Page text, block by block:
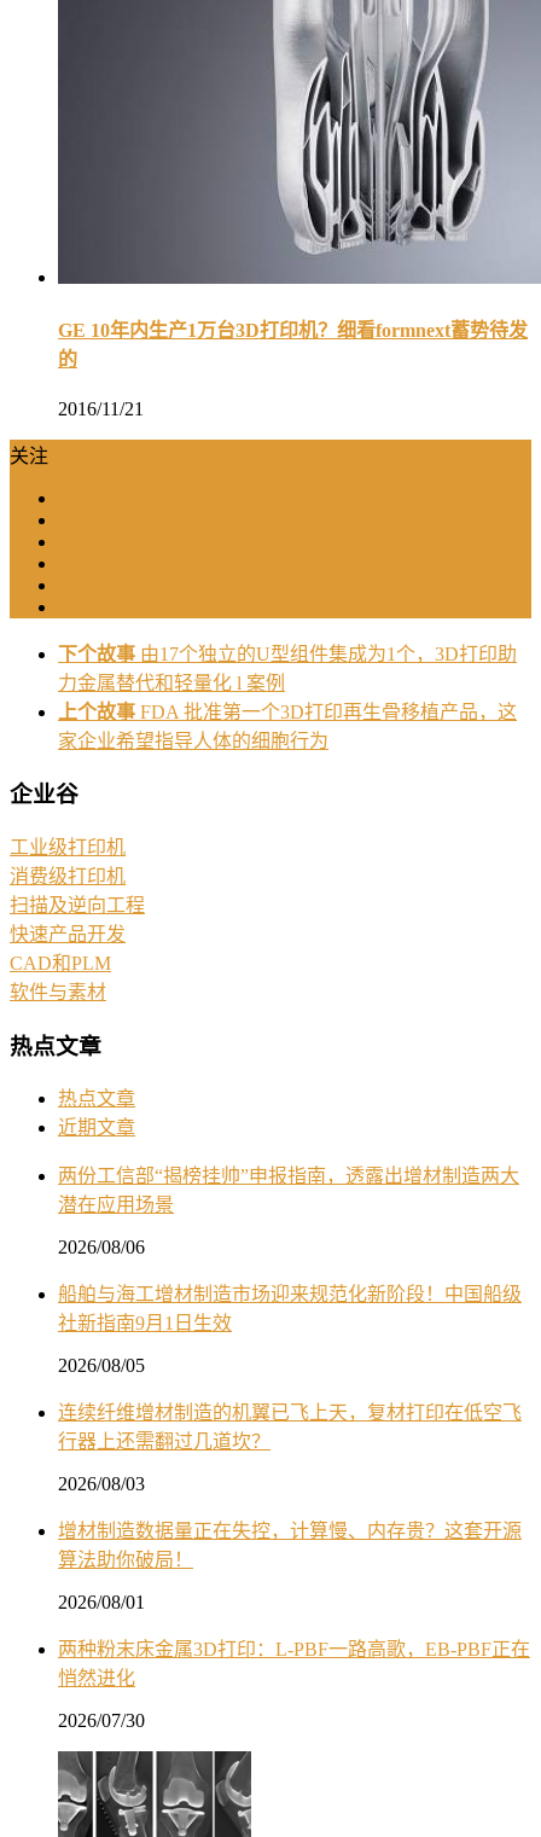
GE 10年内生产1万台3D打印机？细看formnext蓄势待发
的
2016/11/21
关注
下个故事 由17个独立的U型组件集成为1个，3D打印助
力金属替代和轻量化 l 案例
上个故事 FDA 批准第一个3D打印再生骨移植产品，这
家企业希望指导人体的细胞行为
企业谷
工业级打印机
消费级打印机
扫描及逆向工程
快速产品开发
CAD和PLM
软件与素材
热点文章
热点文章
近期文章
两份工信部“揭榜挂帅”申报指南，透露出增材制造两大
潜在应用场景
2026/08/06
船舶与海工增材制造市场迎来规范化新阶段！中国船级
社新指南9月1日生效
2026/08/05
连续纤维增材制造的机翼已飞上天，复材打印在低空飞
行器上还需翻过几道坎？
2026/08/03
增材制造数据量正在失控，计算慢、内存贵？这套开源
算法助你破局！
2026/08/01
两种粉末床金属3D打印：L-PBF一路高歌，EB-PBF正在
悄然进化
2026/07/30